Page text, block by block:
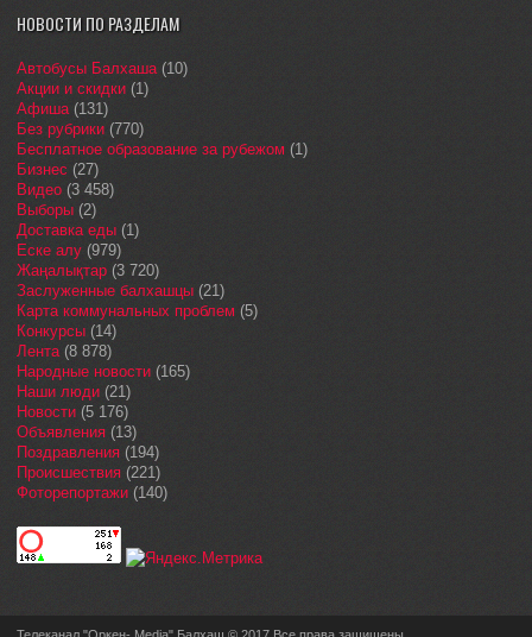
НОВОСТИ ПО РАЗДЕЛАМ
Автобусы Балхаша(10)
Акции и скидки (1)
Афиша(131)
Без рубрики (770)
Бесплатное образование за рубежом (1)
Бизнес (27)
Видео (3 458)
Выборы (2)
Доставка еды (1)
Еске алу (979)
Жаңалықтар (3 720)
Заслуженные балхашцы (21)
Карта коммунальных проблем (5)
Конкурсы (14)
Лента(8 878)
Народные новости (165)
Наши люди (21)
Новости (5 176)
Объявления (13)
Поздравления (194)
Происшествия (221)
Фоторепортажи (140)